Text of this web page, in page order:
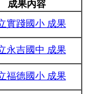
成果內容
實踐國小 成果
永吉國中 成果
福德國小 成果